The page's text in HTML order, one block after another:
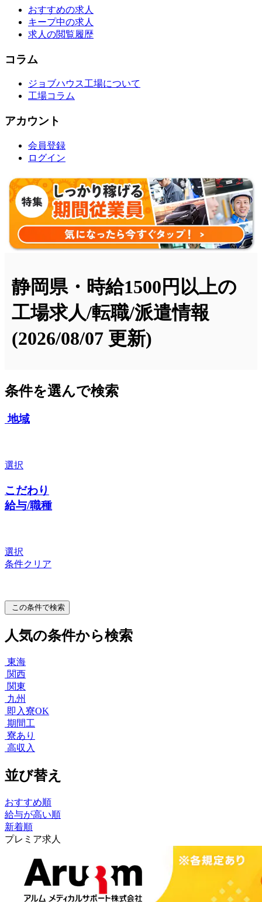
おすすめの求人
キープ中の求人
求人の閲覧履歴
コラム
ジョブハウス工場について
工場コラム
アカウント
会員登録
ログイン
静岡県・時給1500円以上の
工場求人/転職/派遣情報
(2026/08/07 更新)
条件を選んで検索
地域
選択
こだわり
給与/職種
選択
条件クリア
この条件で検索
人気の条件から検索
東海
関西
関東
九州
即入寮OK
期間工
寮あり
高収入
並び替え
おすすめ順
給与が高い順
新着順
プレミア求人